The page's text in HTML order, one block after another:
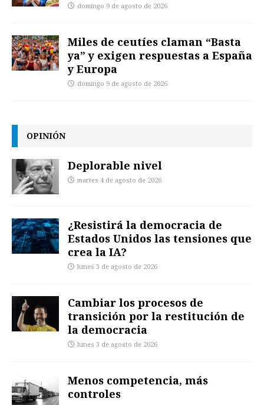
domingo 9 de agosto de 2026
Miles de ceutíes claman “Basta
ya” y exigen respuestas a España
y Europa
domingo 9 de agosto de 2026
OPINIÓN
Deplorable nivel
martes 4 de agosto de 2026
¿Resistirá la democracia de
Estados Unidos las tensiones que
crea la IA?
lunes 3 de agosto de 2026
Cambiar los procesos de
transición por la restitución de
la democracia
lunes 3 de agosto de 2026
Menos competencia, más
controles